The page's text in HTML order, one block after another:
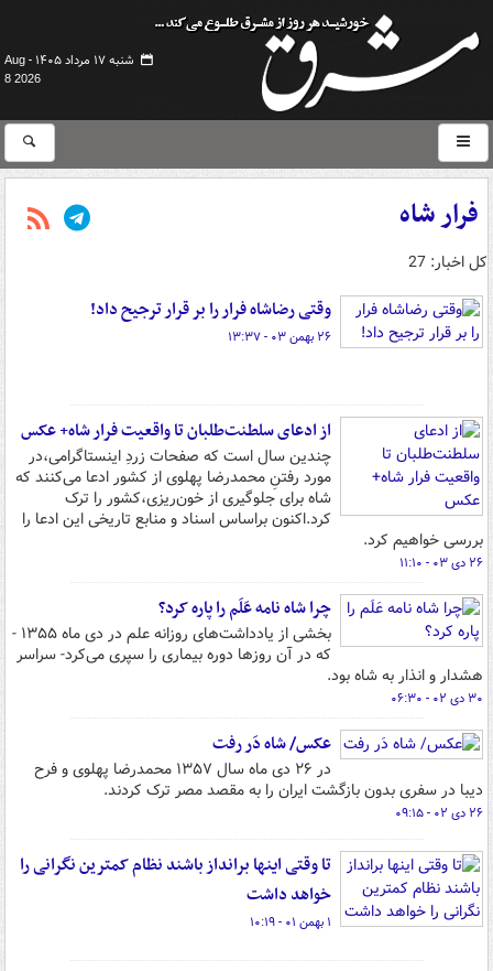
شنبه ۱۷ مرداد ۱۴۰۵ -
Aug
8 2026
فرار شاه
کل اخبار: 27
وقتی رضاشاه فرار را بر قرار ترجیح داد!
۲۶ بهمن ۰۳ - ۱۳:۳۷
از ادعای سلطنت‌طلبان تا واقعیت فرار شاه+ عکس
چندین سال است که صفحات زردِ اینستاگرامی،در
مورد رفتنِ محمدرضا پهلوی از کشور ادعا می‌کنند که
شاه برای جلوگیری از خون‌ریزی،کشور را ترک
کرد.اکنون براساس اسناد و منابع تاریخی این ادعا را
بررسی خواهیم کرد.
۲۶ دی ۰۳ - ۱۱:۱۰
چرا شاه نامه عَلَم را پاره کرد؟
بخشی از یادداشت‌های روزانه علم در دی ماه ۱۳۵۵ -
که در آن روزها دوره بیماری را سپری می‌کرد- سراسر
هشدار و انذار به شاه بود.
۳۰ دی ۰۲ - ۰۶:۳۰
عکس/ شاه دَر رفت
در ۲۶ دی ماه سال ۱۳۵۷ محمدرضا پهلوی و فرح
دیبا در سفری بدون بازگشت ایران را به مقصد مصر ترک کردند.
۲۶ دی ۰۲ - ۰۹:۱۵
تا وقتی اینها برانداز باشند نظام کمترین نگرانی را
خواهد داشت
۱ بهمن ۰۱ - ۱۰:۱۹